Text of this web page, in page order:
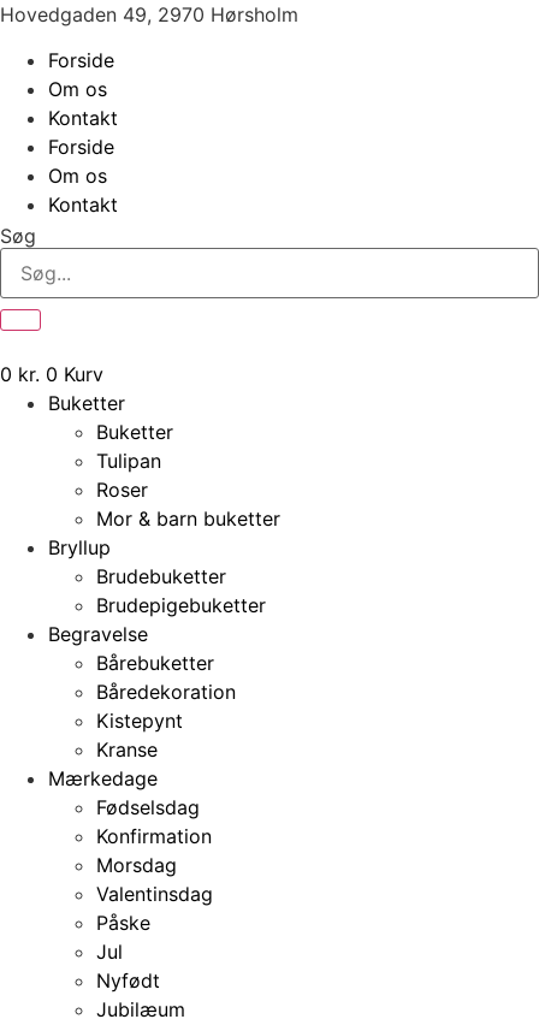
Videre
indhold
Hovedgaden 49, 2970 Hørsholm
Forside
Om os
Kontakt
Forside
Om os
Kontakt
Søg
0 kr. 0 Kurv
Buketter
Buketter
Tulipan
Roser
Mor & barn buketter
Bryllup
Brudebuketter
Brudepigebuketter
Begravelse
Bårebuketter
Båredekoration
Kistepynt
Kranse
Mærkedage
Fødselsdag
Konfirmation
Morsdag
Valentinsdag
Påske
Jul
Nyfødt
Jubilæum